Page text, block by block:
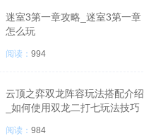
迷室3第一章攻略_迷室3第一章
怎么玩
阅读： 994
云顶之弈双龙阵容玩法搭配介绍
_如何使用双龙二打七玩法技巧
阅读： 984